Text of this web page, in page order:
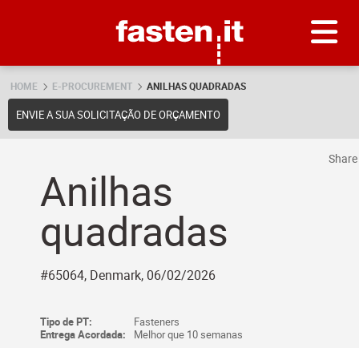
HOME E-PROCUREMENT ANILHAS QUADRADAS
ENVIE A SUA SOLICITAÇÃO DE ORÇAMENTO
Anilhas
quadradas
#65064, Denmark, 06/02/2026
Tipo de PT:
Fasteners
Entrega Acordada:
Melhor que 10 semanas
Share